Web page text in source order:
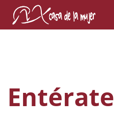
Entérate